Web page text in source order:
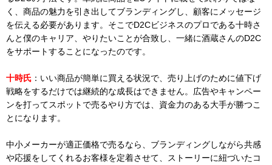
く、商品の魅力を引き出してブランディングし、顧客にメッセージ
を伝える必要があります。そこでD2Cビジネスのプロである十時さ
んと僕のキャリア、やりたいことが合致し、一緒に酒蔵さんのD2C
をサポートすることになったのです。
十時氏 ：いい商品が簡単に買える状況で、売り上げのために値下げ
戦略をするだけでは継続的な成長はできません。広告やキャンペー
ンを打ってスポットで売るやり方では、資金力のある大手が勝つこ
とになります。
中小メーカーが適正価格で売るなら、ブランディングしながら共感
や応援をしてくれるお客様を定着させて、ストーリーに紐づいたコ